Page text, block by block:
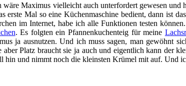
Maximus vielleicht auch unterfordert gewesen
erste Mal so eine Küchenmaschine bedient, dann ist
im Internet, habe ich alle Funktionen testen
. Es folgten ein Pfannenkuchenteig für meine
ja ausnutzen. Und ich muss sagen, man gewöhnt
Platz braucht sie ja auch und eigentlich kann der
und nimmt noch die kleinsten Krümel mit auf. Und